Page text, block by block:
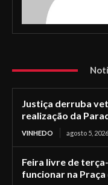
Justiça derruba
realização da
VINHEDO agosto 5, 2026
Feira livre de
funcionar na Praça